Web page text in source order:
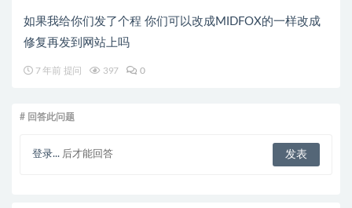
如果我给你们发了个程 你们可以改成MIDFOX的一样改成
修复再发到网站上吗
7 年前 提问 397 0
# 回答此问题
登录... 后才能回答